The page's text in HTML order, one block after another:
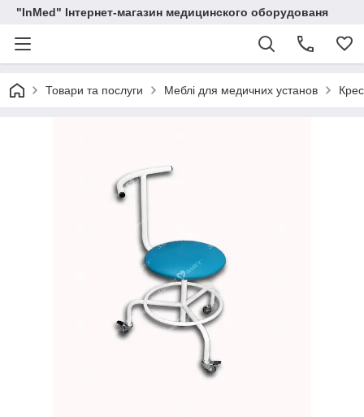
"InMed" Інтернет-магазин медицинского оборудованя
Товари та послуги Меблі для медичних установ